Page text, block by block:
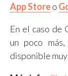
App Storeo
En el caso de
un poco
disponible